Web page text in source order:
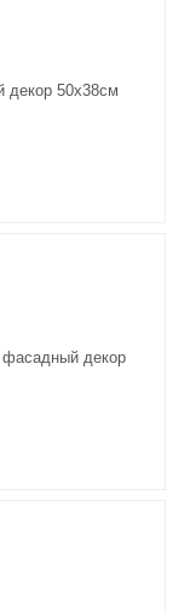
декор 50х38см
фасадный декор